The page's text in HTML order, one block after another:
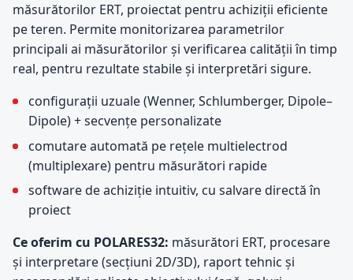
măsurătorilor ERT, proiectat pentru achiziții eficiente
pe teren. Permite monitorizarea parametrilor
principali ai măsurătorilor și verificarea calității în timp
real, pentru rezultate stabile și interpretări sigure.
configurații uzuale (Wenner, Schlumberger, Dipole–
Dipole) + secvențe personalizate
comutare automată pe rețele multielectrod
(multiplexare) pentru măsurători rapide
software de achiziție intuitiv, cu salvare directă în
proiect
Ce oferim cu POLARES32: măsurători ERT, procesare
și interpretare (secțiuni 2D/3D), raport tehnic și